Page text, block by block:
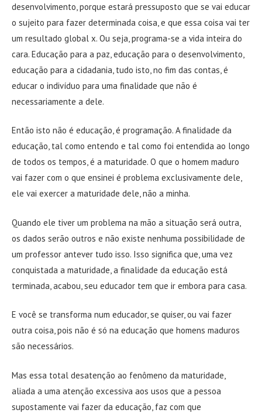
desenvolvimento, porque estará pressuposto que se vai educar
o sujeito para fazer determinada coisa, e que essa coisa vai ter
um resultado global x. Ou seja, programa-se a vida inteira do
cara. Educação para a paz, educação para o desenvolvimento,
educação para a cidadania, tudo isto, no fim das contas, é
educar o indivíduo para uma finalidade que não é
necessariamente a dele.
Então isto não é educação, é programação. A finalidade da
educação, tal como entendo e tal como foi entendida ao longo
de todos os tempos, é a maturidade. O que o homem maduro
vai fazer com o que ensinei é problema exclusivamente dele,
ele vai exercer a maturidade dele, não a minha.
Quando ele tiver um problema na mão a situação será outra,
os dados serão outros e não existe nenhuma possibilidade de
um professor antever tudo isso. Isso significa que, uma vez
conquistada a maturidade, a finalidade da educação está
terminada, acabou, seu educador tem que ir embora para casa.
E você se transforma num educador, se quiser, ou vai fazer
outra coisa, pois não é só na educação que homens maduros
são necessários.
Mas essa total desatenção ao fenômeno da maturidade,
aliada a uma atenção excessiva aos usos que a pessoa
supostamente vai fazer da educação, faz com que